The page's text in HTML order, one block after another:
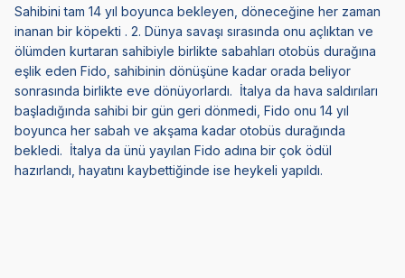
Sahibini tam 14 yıl boyunca bekleyen, döneceğine her zaman
inanan bir köpekti . 2. Dünya savaşı sırasında onu açlıktan ve
ölümden kurtaran sahibiyle birlikte sabahları otobüs durağına
eşlik eden Fido, sahibinin dönüşüne kadar orada beliyor
sonrasında birlikte eve dönüyorlardı. İtalya da hava saldırıları
başladığında sahibi bir gün geri dönmedi, Fido onu 14 yıl
boyunca her sabah ve akşama kadar otobüs durağında
bekledi. İtalya da ünü yayılan Fido adına bir çok ödül
hazırlandı, hayatını kaybettiğinde ise heykeli yapıldı.